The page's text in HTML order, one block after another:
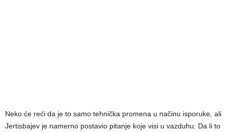
Neko će reći da je to samo tehnička promena u načinu isporuke, ali
Jertisbajev je namerno postavio pitanje koje visi u vazduhu: Da li to